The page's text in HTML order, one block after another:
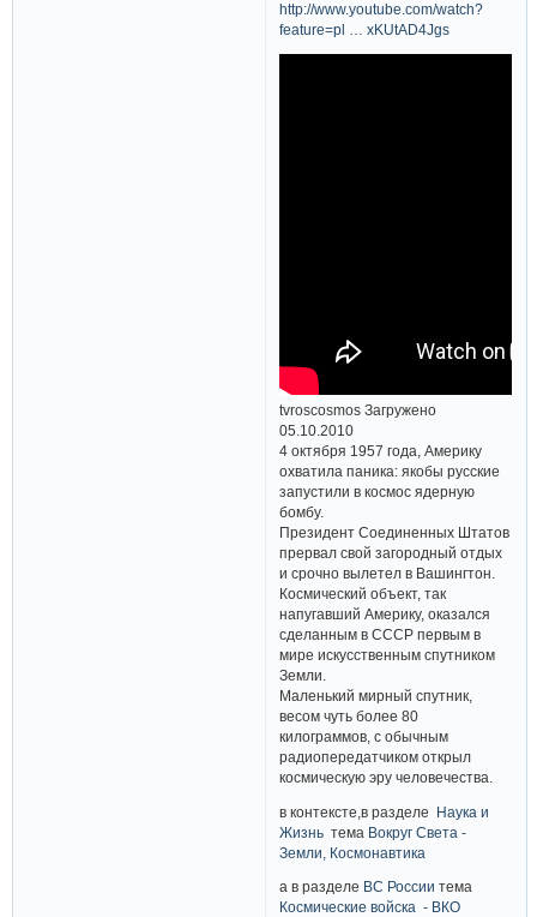
http://www.youtube.com/watch?
feature=pl … xKUtAD4Jgs
tvroscosmos Загружено
05.10.2010
4 октября 1957 года, Америку
охватила паника: якобы русские
запустили в космос ядерную
бомбу.
Президент Соединенных Штатов
прервал свой загородный отдых
и срочно вылетел в Вашингтон.
Космический объект, так
напугавший Америку, оказался
сделанным в СССР первым в
мире искусственным спутником
Земли.
Маленький мирный спутник,
весом чуть более 80
килограммов, с обычным
радиопередатчиком открыл
космическую эру человечества.
в контексте,в разделе Наука и
Жизнь тема Вокруг Света -
Земли, Космонавтика
а в разделе ВС России тема
Космические войска - ВКО